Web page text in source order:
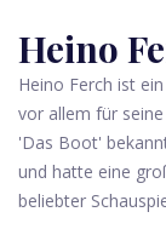
Heino
Heino Ferch ist
vor allem für
'Das Boot'
und hatte eine
beliebter